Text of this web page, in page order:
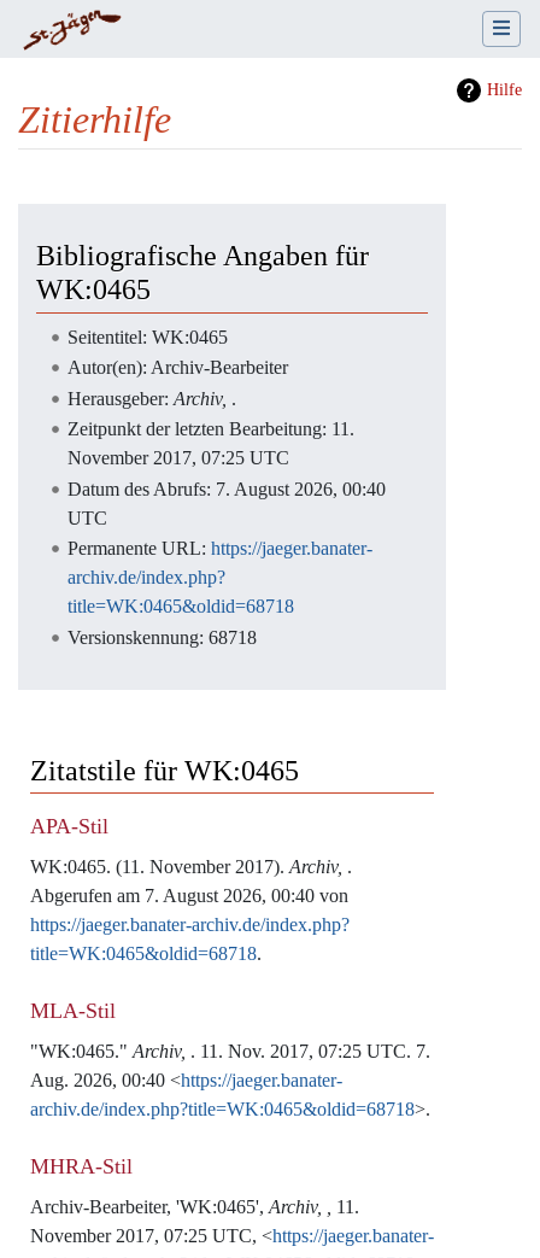
Hilfe
Zitierhilfe
Bibliografische Angaben für
WK:0465
Seitentitel: WK:0465
Autor(en): Archiv-Bearbeiter
Herausgeber: Archiv, .
Zeitpunkt der letzten Bearbeitung: 11.
November 2017, 07:25 UTC
Datum des Abrufs: 7. August 2026, 00:40
UTC
Permanente URL: https://jaeger.banater-
archiv.de/index.php?
title=WK:0465&oldid=68718
Versionskennung: 68718
Zitatstile für WK:0465
APA-Stil
WK:0465. (11. November 2017). Archiv, .
Abgerufen am 7. August 2026, 00:40 von
https://jaeger.banater-archiv.de/index.php?
title=WK:0465&oldid=68718.
MLA-Stil
"WK:0465." Archiv, . 11. Nov. 2017, 07:25 UTC. 7.
Aug. 2026, 00:40 <https://jaeger.banater-
archiv.de/index.php?title=WK:0465&oldid=68718>.
MHRA-Stil
Archiv-Bearbeiter, 'WK:0465', Archiv, ,
11.
November 2017, 07:25 UTC, <https://jaeger.banater-